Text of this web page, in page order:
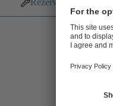
Rezervni dijelovi